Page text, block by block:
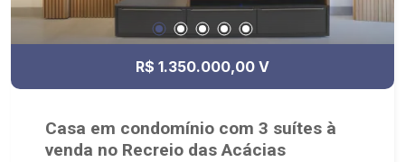
R$ 1.350.000,00 V
Casa em condomínio com 3 suítes à
venda no Recreio das Acácias